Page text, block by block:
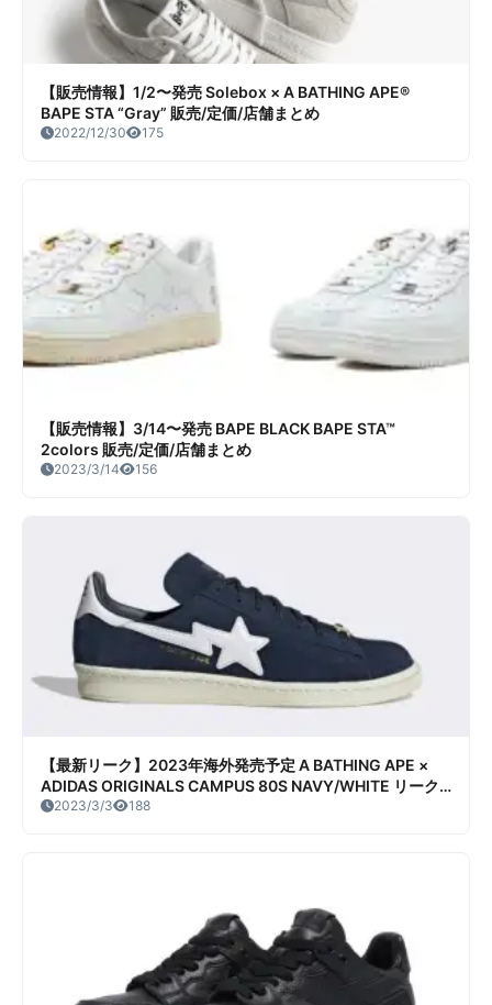
【販売情報】1/2〜発売 Solebox × A BATHING APE®︎
BAPE STA “Gray” 販売/定価/店舗まとめ
2022/12/30 175
【販売情報】3/14〜発売 BAPE BLACK BAPE STA™
2colors 販売/定価/店舗まとめ
2023/3/14 156
【最新リーク】2023年海外発売予定 A BATHING APE ×
ADIDAS ORIGINALS CAMPUS 80S NAVY/WHITE リーク
情報まとめ
2023/3/3 188